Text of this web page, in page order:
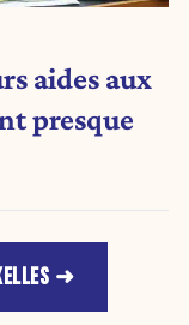
aides aux
presque